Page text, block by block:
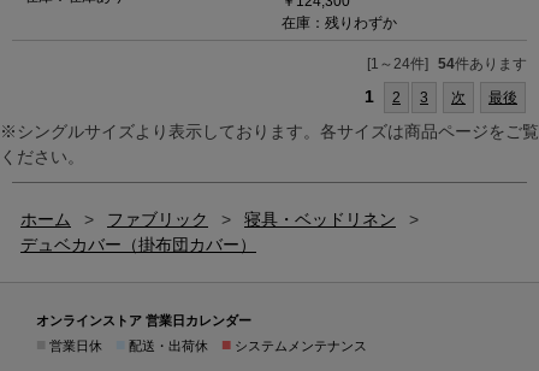
在庫：残りわずか
[1～24件] 54件あります
1 2 3 次 最後
※シングルサイズより表示しております。各サイズは商品ページをご覧
ください。
ホーム > ファブリック > 寝具・ベッドリネン
>
デュベカバー（掛布団カバー）
オンラインストア 営業日カレンダー
営業日休 配送・出荷休 ■ システムメンテナンス